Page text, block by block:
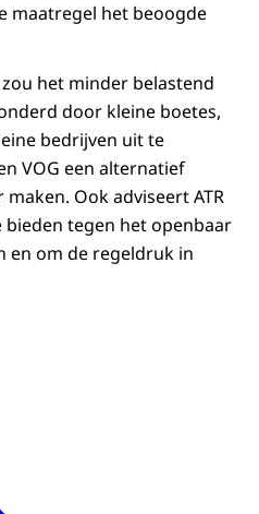
maatregel het beoogde
het minder belastend
door kleine boetes,
bedrijven uit te
VOG een alternatief
Ook adviseert ATR
tegen het openbaar
en om de regeldruk in